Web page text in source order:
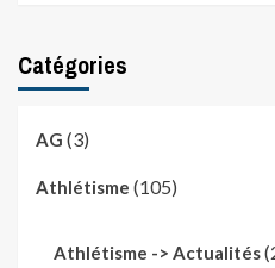
Catégories
AG (3)
Athlétisme (105)
Athlétisme -> Actualités